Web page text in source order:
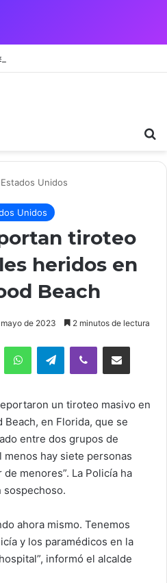
Estados Unidos
Unidos
tiroteo
heridos en
Beach
de 2023 2 minutos de lectura
WhatsAppTelegramViber Compartir por correo
un tiroteo masivo en
en Florida, que se
entre dos grupos de
menos hay siete personas
menores”. La Policía ha
sospechoso.
ahora mismo. Tenemos
y los paramédicos en la
informó el alcalde